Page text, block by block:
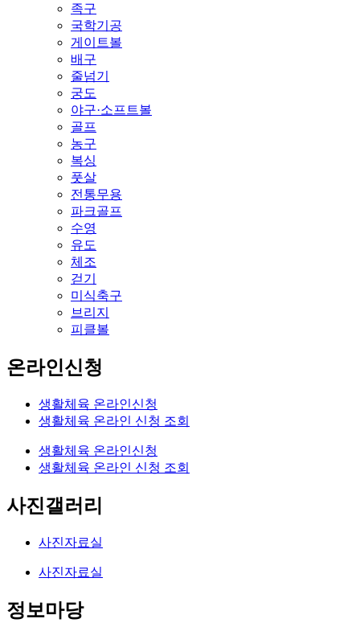
족구
국학기공
게이트볼
배구
줄넘기
궁도
야구·소프트볼
골프
농구
복싱
풋살
전통무용
파크골프
수영
유도
체조
걷기
미식축구
브리지
피클볼
온라인신청
생활체육 온라인신청
생활체육 온라인 신청 조회
생활체육 온라인신청
생활체육 온라인 신청 조회
사진갤러리
사진자료실
사진자료실
정보마당